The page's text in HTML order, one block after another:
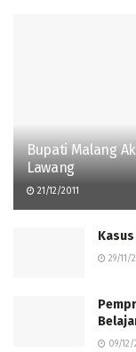
Bupati Malang
Lawang
21/12/2011
29/11/
09/12/